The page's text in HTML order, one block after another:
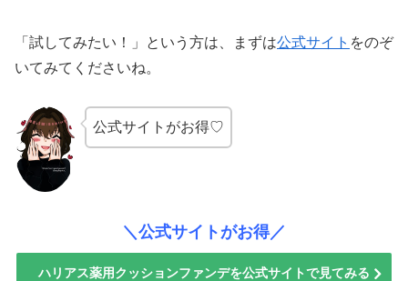
「試してみたい！」という方は、まずは公式サイト をのぞ
いてみてくださいね。
公式サイトがお得♡
＼公式サイトがお得／
ハリアス薬用クッションファンデを公式サイトで見てみる